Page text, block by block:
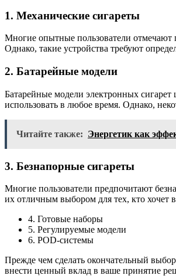
1. Механические сигареты
Многие опытные пользователи отмечают
Однако, такие устройства требуют
2. Батарейные модели
Батарейные модели электронных
использовать в любое время. Однако,
Читайте также: Энергетик как
3. Безнапорные сигареты
Многие пользователи предпочитают
их отличным выбором для тех, кто хочет
4. Готовые наборы
5. Регулируемые модели
6. POD-системы
Прежде чем сделать окончательный
внести ценный вклад в ваше принятие